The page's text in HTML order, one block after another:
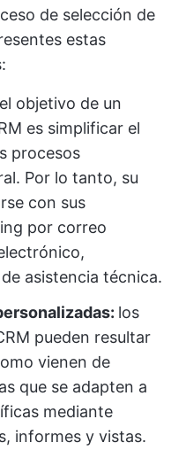
de selección de
estas
objetivo de un
es simplificar el
procesos
Por lo tanto, su
con sus
por correo
asistencia técnica.
los
pueden resultar
vienen de
que se adapten a
mediante
informes y vistas.